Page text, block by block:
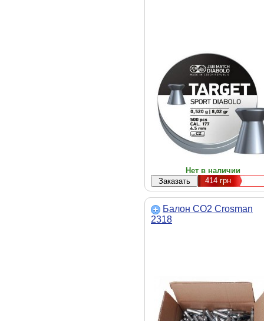
Нет в наличии
414грн
Балон СО2 Crosman
2318